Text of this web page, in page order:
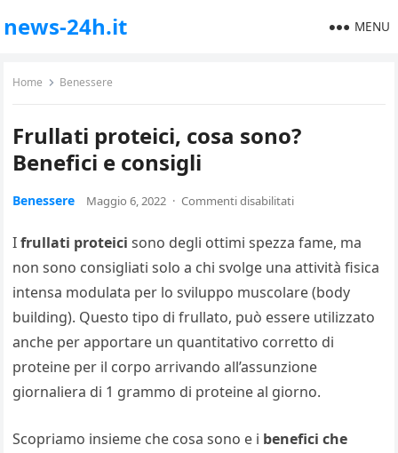
news-24h.it MENU
Home Benessere
Frullati proteici, cosa sono?
Benefici e consigli
Benessere Maggio 6, 2022 · Commenti disabilitati
Ifrullati proteici sono degli ottimi spezza fame, ma
non sono consigliati solo a chi svolge una attività fisica
intensa modulata per lo sviluppo muscolare (body
building). Questo tipo di frullato, può essere utilizzato
anche per apportare un quantitativo corretto di
proteine per il corpo arrivando all’assunzione
giornaliera di 1 grammo di proteine al giorno.
Scopriamo insieme che cosa sono e i benefici che